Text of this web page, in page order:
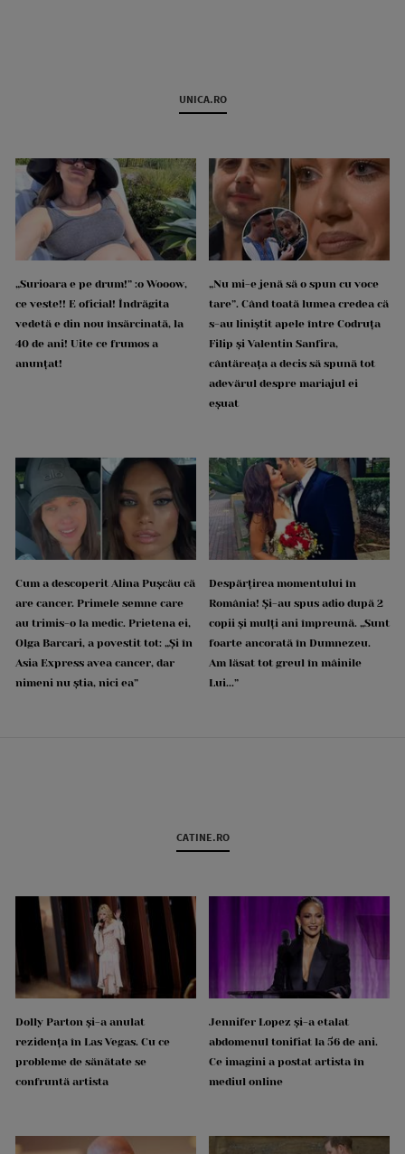
UNICA.RO
„Surioara e pe drum!” :o Wooow,
ce veste!! E oficial! Îndrăgita
vedetă e din nou însărcinată, la
40 de ani! Uite ce frumos a
anunțat!
„Nu mi-e jenă să o spun cu voce
tare”. Când toată lumea credea că
s-au liniștit apele între Codruța
Filip și Valentin Sanfira,
cântăreața a decis să spună tot
adevărul despre mariajul ei
eșuat
Cum a descoperit Alina Pușcău că
are cancer. Primele semne care
au trimis-o la medic. Prietena ei,
Olga Barcari, a povestit tot: „Și în
Asia Express avea cancer, dar
nimeni nu știa, nici ea”
Despărțirea momentului în
România! Și-au spus adio după 2
copii și mulți ani împreună. „Sunt
foarte ancorată în Dumnezeu.
Am lăsat tot greul în mâinile
Lui...”
CATINE.RO
Dolly Parton și-a anulat
rezidența în Las Vegas. Cu ce
probleme de sănătate se
confruntă artista
Jennifer Lopez și-a etalat
abdomenul tonifiat la 56 de ani.
Ce imagini a postat artista în
mediul online